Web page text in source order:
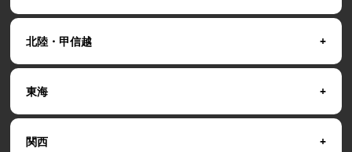
北陸・甲信越
東海
関西